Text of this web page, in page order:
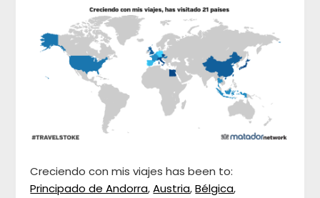
Creciendo con mis viajes has been to:
Principado de Andorra,Austria,Bélgica,